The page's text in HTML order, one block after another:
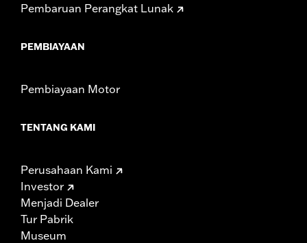
Pembaruan Perangkat Lunak
PEMBIAYAAN
Pembiayaan Motor
TENTANG KAMI
Perusahaan Kami
Investor
Menjadi Dealer
Tur Pabrik
Museum